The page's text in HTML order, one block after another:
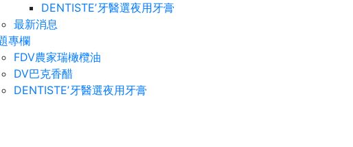
DENTISTEʼ牙醫選夜用牙膏
最新消息
專欄
FDV農家瑞橄欖油
DV巴克香醋
DENTISTEʼ牙醫選夜用牙膏